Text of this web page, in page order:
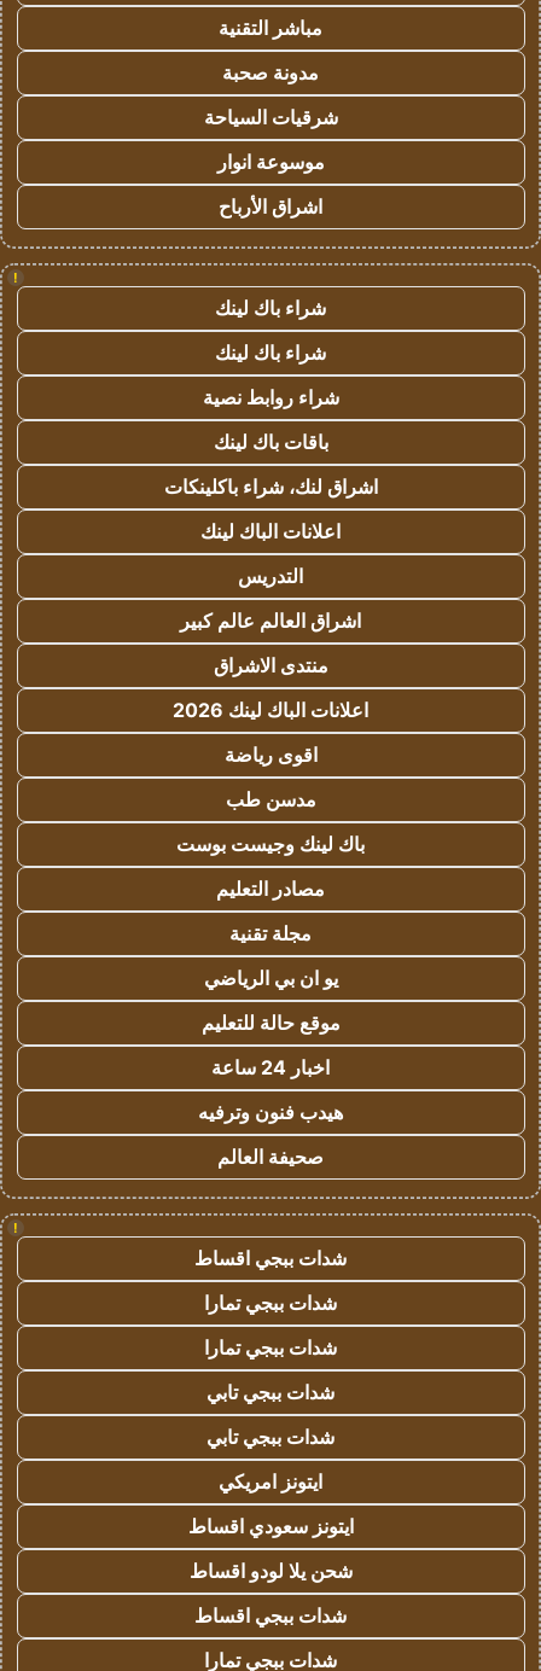
مباشر التقنية
مدونة صحبة
شرقيات السياحة
موسوعة انوار
اشراق الأرباح
!
شراء باك لينك
شراء باك لينك
شراء روابط نصية
باقات باك لينك
اشراق لنك، شراء باكلينكات
اعلانات الباك لينك
التدريس
اشراق العالم عالم كبير
منتدى الاشراق
اعلانات الباك لينك 2026
اقوى رياضة
مدسن طب
باك لينك وجيست بوست
مصادر التعليم
مجلة تقنية
يو ان بي الرياضي
موقع حالة للتعليم
اخبار 24 ساعة
هيدب فنون وترفيه
صحيفة العالم
!
شدات ببجي اقساط
شدات ببجي تمارا
شدات ببجي تمارا
شدات ببجي تابي
شدات ببجي تابي
ايتونز امريكي
ايتونز سعودي اقساط
شحن يلا لودو اقساط
شدات ببجي اقساط
شدات ببجي تمارا